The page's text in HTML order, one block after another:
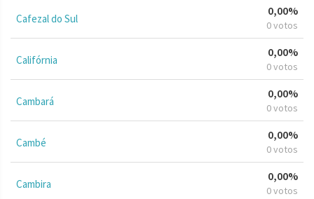
Cafezal do Sul
0,00%
0 votos
Califórnia
0,00%
0 votos
Cambará
0,00%
0 votos
Cambé
0,00%
0 votos
Cambira
0,00%
0 votos